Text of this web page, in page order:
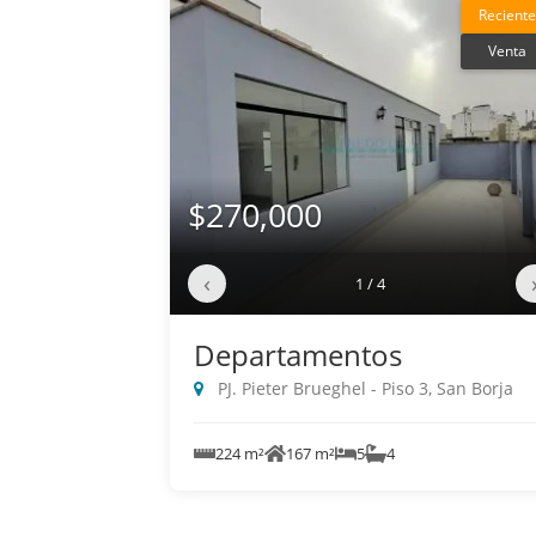
Reciente
Venta
$270,000
‹ 1 / 4
Departamentos
PJ. Pieter Brueghel - Piso 3, San Borja
224 m² 167 m² 5 4